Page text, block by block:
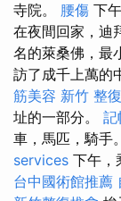
寺院。 腰傷 下
在夜間回家，迪
名的萊桑佛，最
訪了成千上萬的
筋美容 新竹 整
址的一部分。 記
車，馬匹，騎手
services 下午，
台中國術館推薦